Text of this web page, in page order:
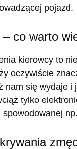
pojazd.
co warto
kierowcy to
oczywiście
nam się wydaje i
tylko